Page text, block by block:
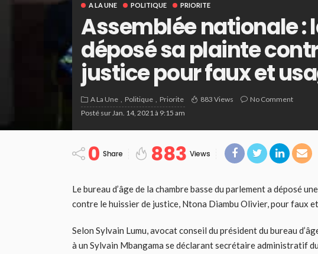
A LA UNE POLITIQUE PRIORITE
Assemblée nationale :
déposé sa plainte
justice pour faux et
A La Une Politique Priorite 883 Views
No Comment
Posté surJan. 14, 2021 à 9:15 am
0 Share 883 Views
Le bureau d’âge de la chambre basse du parlement a déposé
contre le huissier de justice, Ntona Diambu Olivier, pour faux
Selon Sylvain Lumu, avocat conseil du président du bureau
à un Sylvain Mbangama se déclarant secrétaire administratif